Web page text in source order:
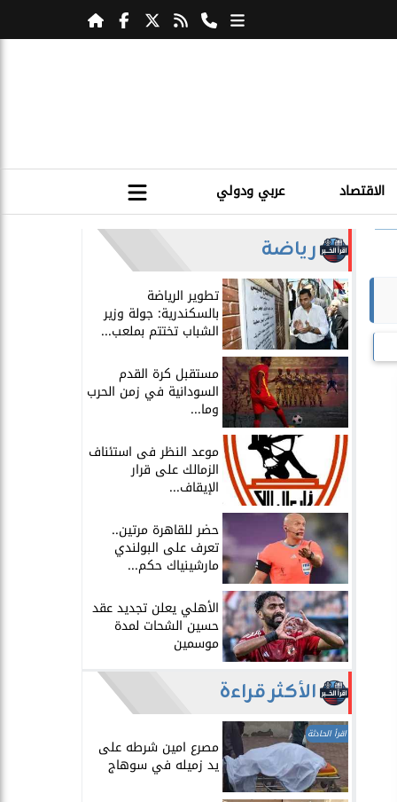
الاقتصاد عربي ودولي
رياضة
​تطوير الرياضة
بالسكندرية: جولة وزير
الشباب تختتم بملعب...
مستقبل كرة القدم
السودانية في زمن الحرب
وما...
موعد النظر فى استئناف
الزمالك على قرار
الإيقاف...
حضر للقاهرة مرتين..
تعرف على البولندي
مارشينياك حكم...
الأهلي يعلن تجديد عقد
حسين الشحات لمدة
موسمين
الأكثر قراءة
اقرأ الحادثة
مصرع امين شرطه على
يد زميله في سوهاج